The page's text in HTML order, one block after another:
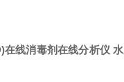
在线消毒剂在线分析仪